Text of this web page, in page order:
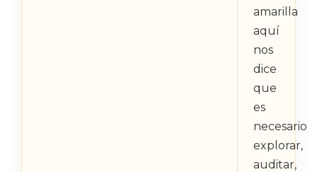
amarilla
aquí
nos
dice
que
es
necesario
explorar,
auditar,